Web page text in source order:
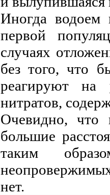
Иногда водоем
первой
случаях
без того, что
реагируют на
нитратов,
Очевидно, что
большие
таким
нeт.